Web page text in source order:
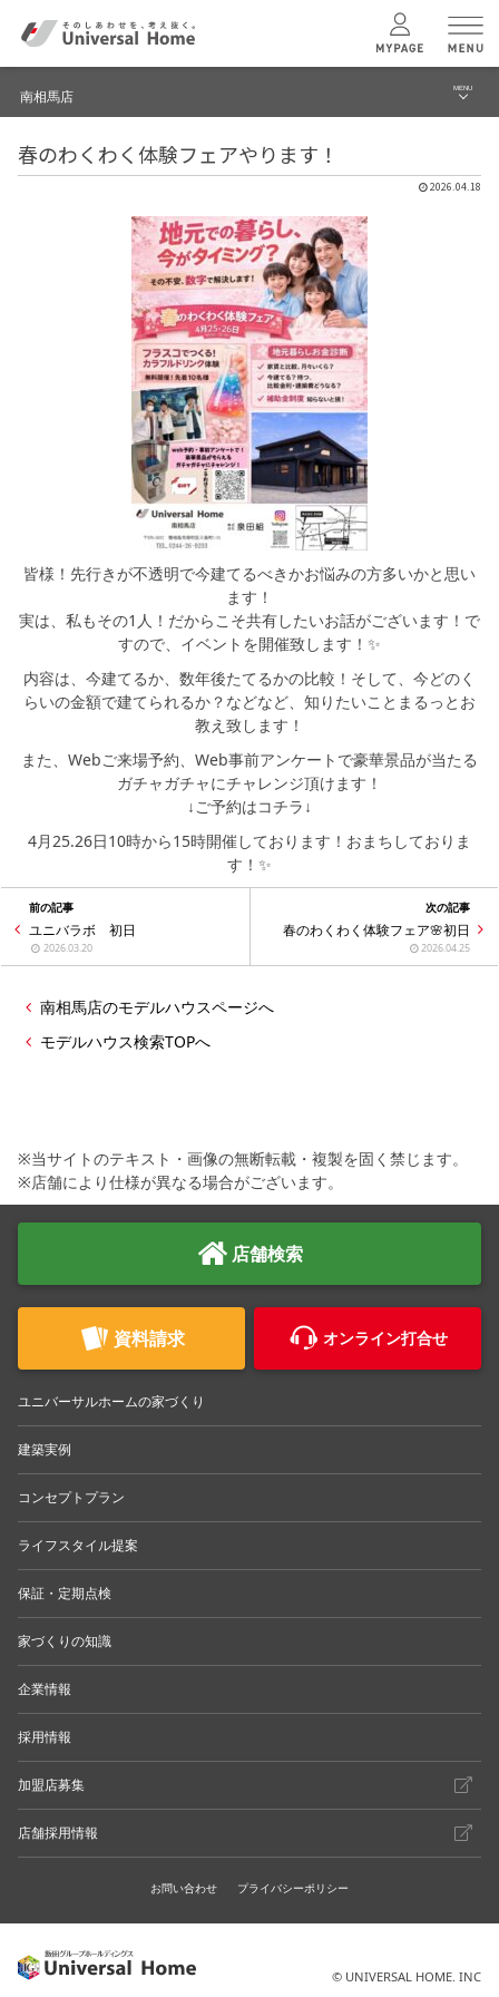
ユニバーサルホームの特長
コンセプトプラン
テクノロジー
建築実例
モデルハウス検索・見学予約
シミュレーション
キャンペーン・コラボ情報
家づくりの知識
企業情報
お問い合わせ
南相馬店 MENU
ブログ
モデルハウス見学予約
春のわくわく体験フェアやります！
2026.04.18
皆様！先行きが不透明で今建てるべきかお悩みの方多いかと思い
ます！
実は、私もその1人！だからこそ共有したいお話がございます！で
すので、イベントを開催致します！✨
内容は、今建てるか、数年後たてるかの比較！そして、今どのく
らいの金額で建てられるか？などなど、知りたいことまるっとお
教え致します！
また、Webご来場予約、Web事前アンケートで豪華景品が当たる
ガチャガチャにチャレンジ頂けます！
↓ご予約はコチラ↓
4月25.26日10時から15時開催しております！おまちしておりま
す！✨
前の記事
ユニバラボ 初日
2026.03.20
次の記事
春のわくわく体験フェア🌸初日
2026.04.25
南相馬店のモデルハウスページへ
モデルハウス検索TOPへ
※当サイトのテキスト・画像の無断転載・複製を固く禁じます。
※店舗により仕様が異なる場合がございます。
店舗検索
資料請求 オンライン打合せ
ユニバーサルホームの家づくり
建築実例
コンセプトプラン
ライフスタイル提案
保証・定期点検
家づくりの知識
企業情報
採用情報
加盟店募集
店舗採用情報
お問い合わせ プライバシーポリシー
© UNIVERSAL HOME. INC